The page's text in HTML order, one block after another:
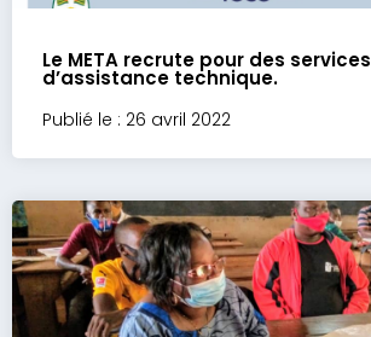
Le META recrute pour des services
d’assistance technique.
Publié le : 26 avril 2022